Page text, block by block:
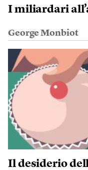
I miliardari
George Monbiot
Il desiderio